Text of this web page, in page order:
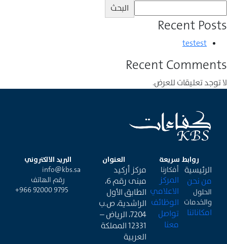
البحث
Recent Posts
testest
Recent Comments
لا توجد تعليقات للعرض.
روابط سريعة
الرئيسية
من نحن
الحلول
والخدمات
امكاناتنا
أفكارنا
المركز
الاعلامي
الوظائف
تواصل
معنا
العنوان
مركز أركيد
مبنى رقم 6،
الطابق الأول
الراشدية، ص.ب
7204، الرياض –
12331 المملكة
العربية
البريد الالكتروني
info@kbs.sa
رقم الهاتف
+966 92000 9795